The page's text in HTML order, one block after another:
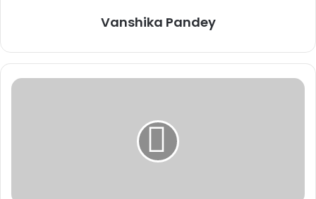
इस मौके पर मुख्यमंत्री साय ने सभी प्रदेशवासियों को रथयात्रा की बधाई देते हुए
छत्तीसगढ़ के लिए भी है। महाप्रभु जगन्नाथ जितने ओडिशा के लोगों को प्रिय हैं,
रही है, उतनी ही कृपा छत्तीसगढ़ पर रही है।
Vanshika Pandey